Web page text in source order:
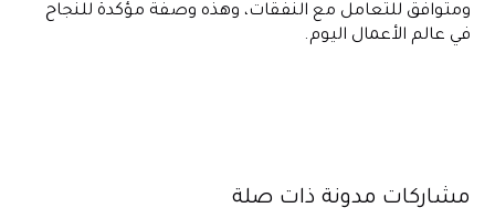
ومتوافق للتعامل مع النفقات، وهذه وصفة مؤكدة للنجاح
في عالم الأعمال اليوم.
مشاركات مدونة ذات صلة